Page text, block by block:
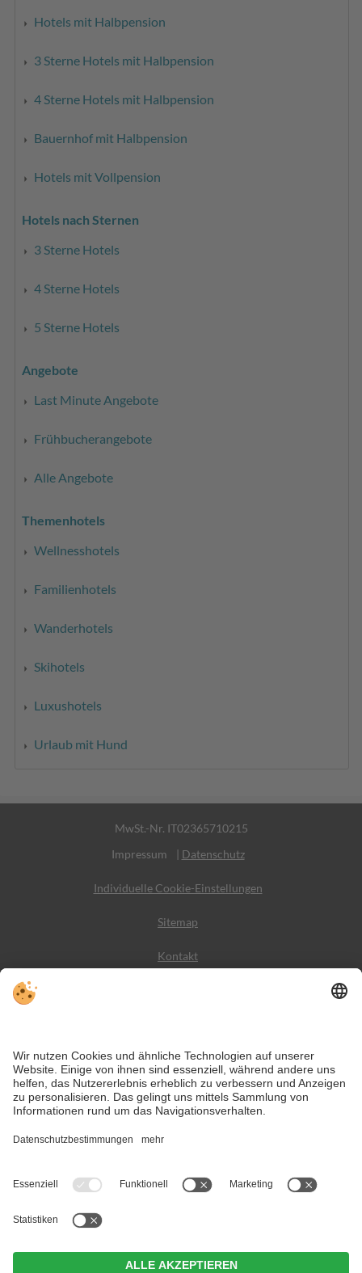
Unterkünfte
Hotels mit Halbpension
3 Sterne Hotels mit Halbpension
4 Sterne Hotels mit Halbpension
Bauernhof mit Halbpension
Hotels mit Vollpension
Hotels nach Sternen
3 Sterne Hotels
4 Sterne Hotels
5 Sterne Hotels
Angebote
Last Minute Angebote
Frühbucherangebote
Alle Angebote
Themenhotels
Wellnesshotels
Familienhotels
Wanderhotels
Skihotels
Luxushotels
Urlaub mit Hund
MwSt.-Nr. IT02365710215
Impressum
| Datenschutz
Individuelle Cookie-Einstellungen
Sitemap
Kontakt
VIVODolomiti ist das Reiseportal für unvergesslichen
Bergurlaub – mit Unterkünften und Angeboten in den
Dolomiten, im UNESCO Weltnaturerbe.
Trotz genauer Arbeit und ständigem Aktualisieren der Inhalte, können Fehler
auftreten. Wir übernehmen keine Gewähr für die Richtigkeit und
Vollständigkeit aller Informationen.
Informieren Sie sich sicherheitshalber nochmals beim Veranstalter vor Ort